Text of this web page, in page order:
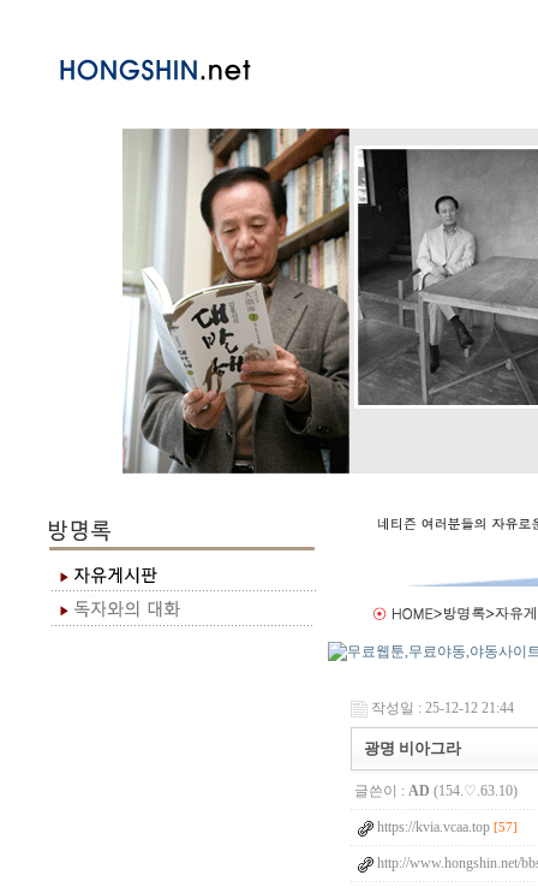
작성일 : 25-12-12 21:44
광명 비아그라
글쓴이 : AD (154.♡.63.10)
https://kvia.vcaa.top [57]
http://www.hongshin.net/